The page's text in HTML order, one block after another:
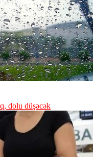
dolu düşəcək